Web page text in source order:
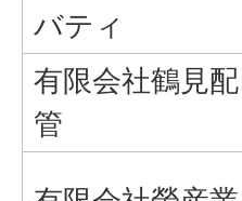
バティ
有限会社鶴見配
管